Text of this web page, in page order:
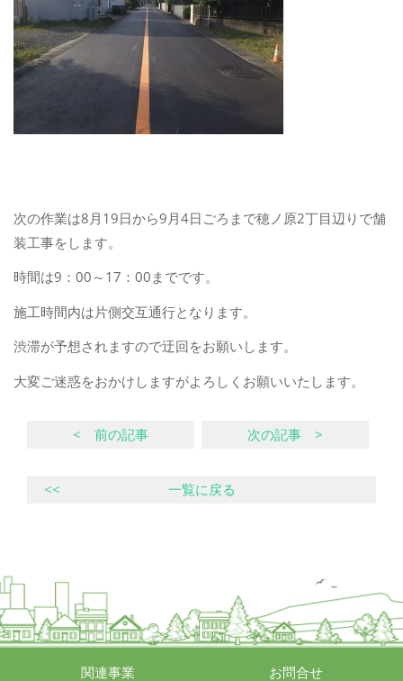
次の作業は8月19日から9月4日ごろまで穂ノ原2丁目辺りで舗
装工事をします。
時間は9：00～17：00までです。
施工時間内は片側交互通行となります。
渋滞が予想されますので迂回をお願いします。
大変ご迷惑をおかけしますがよろしくお願いいたします。
< 前の記事 次の記事 >
<< 一覧に戻る
関連事業 お問合せ